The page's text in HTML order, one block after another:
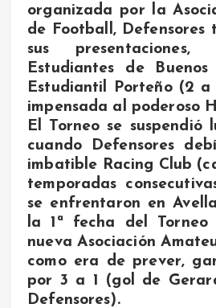
organizada por la
de Football, Defensores
sus presentaciones,
Estudiantes de
Estudiantil Porteño (2 a
impensada al poderoso
El Torneo se suspendió
cuando Defensores
imbatible Racing Club
temporadas
se enfrentaron en
la 1ª fecha del
nueva Asociación
como era de prever,
por 3 a 1 (gol de
Defensores).